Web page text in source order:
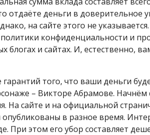
отдаёте деньги в доверительное
на сайте этого не
конфиденциальности и
блогах и сайтах. И, естественно,
того, что ваши деньги
– Викторе Абрамове. Начнём
На сайте и на официальной
в разное время.
При этом его убор составляет